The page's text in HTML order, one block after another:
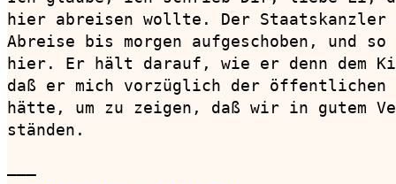
hier abreisen wollte. Der Staatskanzler
Abreise bis morgen aufgeschoben, und
hier. Er hält darauf, wie er denn dem
daß er mich vorzüglich der öffentlichen
hätte, um zu zeigen, daß wir in gutem
ständen.
———